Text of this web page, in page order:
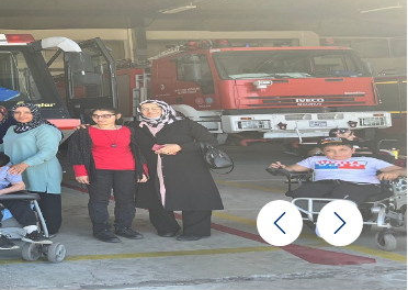
Geri İleri